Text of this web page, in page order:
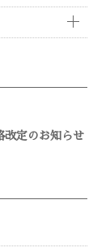
改定のお知らせ